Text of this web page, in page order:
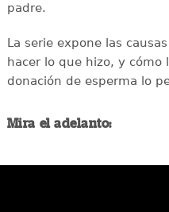
padre.
La serie expone las
hacer lo que hizo, y cómo
donación de esperma lo
Mira el adelanto: